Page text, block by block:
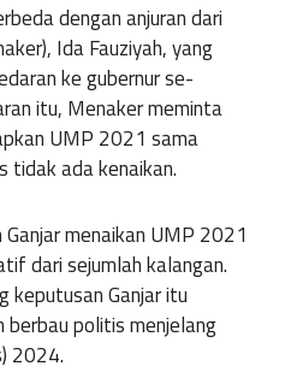
dengan anjuran dari
Ida Fauziyah, yang
ke gubernur se-
itu, Menaker meminta
UMP 2021 sama
tidak ada kenaikan.
menaikan UMP 2021
dari sejumlah kalangan.
keputusan Ganjar itu
berbau politis menjelang
2024.